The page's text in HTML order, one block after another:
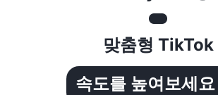
맞춤형 TikTok
속도를 높여보세